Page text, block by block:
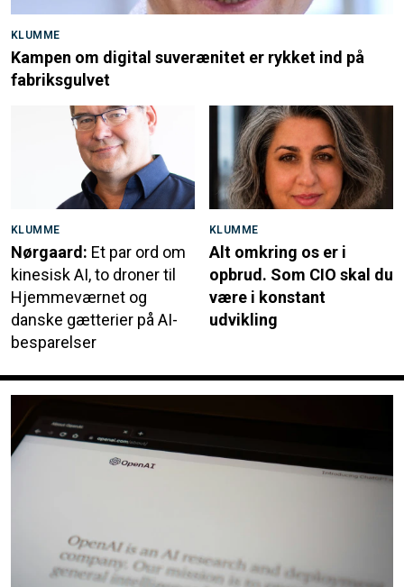
KLUMME
Kampen om digital suverænitet er rykket ind på
fabriksgulvet
KLUMME
Nørgaard: Et par ord om
kinesisk AI, to droner til
Hjemmeværnet og
danske gætterier på AI-
besparelser
KLUMME
Alt omkring os er i
opbrud. Som CIO skal du
være i konstant
udvikling